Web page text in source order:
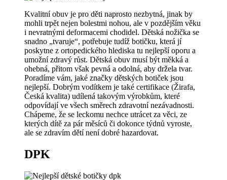
Kvalitní obuv je pro děti naprosto nezbytná, jinak by
mohli trpět nejen bolestmi nohou, ale v pozdějším věku
i nevratnými deformacemi chodidel. Dětská nožička se
snadno „tvaruje“, potřebuje tudíž botičku, která jí
poskytne z ortopedického hlediska tu nejlepší oporu a
umožní zdravý růst. Dětská obuv musí být měkká a
ohebná, přitom však pevná a odolná, aby držela tvar.
Poradíme vám, jaké značky dětských botiček jsou
nejlepší. Dobrým vodítkem je také certifikace (Žirafa,
Česká kvalita) udílená takovým výrobkům, které
odpovídají ve všech směrech zdravotní nezávadnosti.
Chápeme, že se leckomu nechce utrácet za věci, ze
kterých dítě za pár měsíců či dokonce týdnů vyroste,
ale se zdravím dětí není dobré hazardovat.
DPK